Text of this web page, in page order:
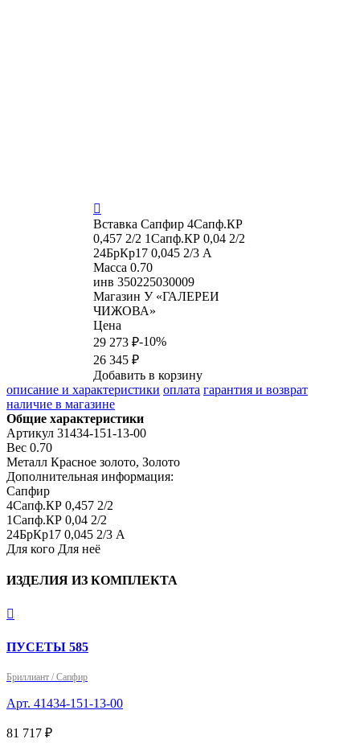

Вставка Сапфир 4Сапф.КР
0,457 2/2 1Сапф.КР 0,04 2/2
24БрКр17 0,045 2/3 А
Масса 0.70
инв 350225030009
Магазин У «ГАЛЕРЕИ
ЧИЖОВА»
Цена
29 273 ₽-10%
26 345 ₽
Добавить в корзину
описание и характеристики оплата гарантия и возврат
наличие в магазине
Общие характеристики
Артикул 31434-151-13-00
Вес 0.70
Металл Красное золото, Золото
Дополнительная информация:
Сапфир
4Сапф.КР 0,457 2/2
1Сапф.КР 0,04 2/2
24БрКр17 0,045 2/3 А
Для кого Для неё
ИЗДЕЛИЯ ИЗ КОМПЛЕКТА

ПУСЕТЫ 585
Бриллиант / Сапфир
Арт. 41434-151-13-00
81 717 ₽